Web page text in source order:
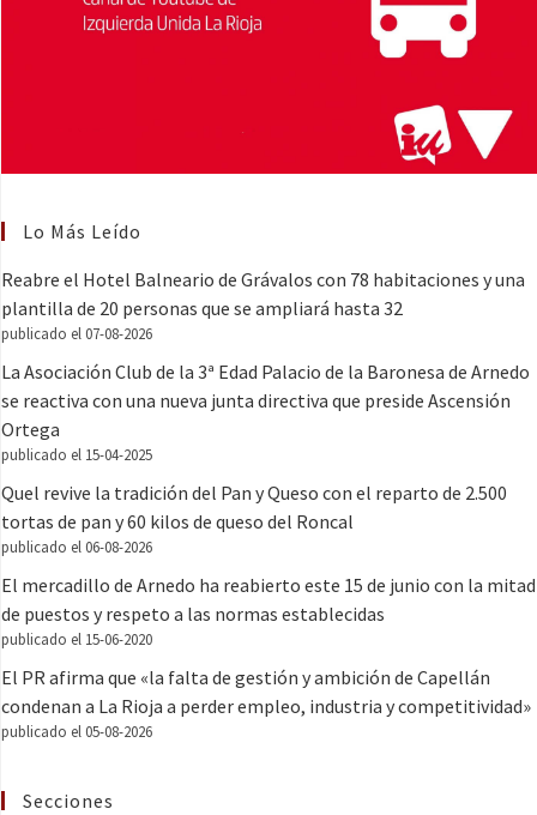
Lo Más Leído
Reabre el Hotel Balneario de Grávalos con 78 habitaciones y una
plantilla de 20 personas que se ampliará hasta 32
publicado el 07-08-2026
La Asociación Club de la 3ª Edad Palacio de la Baronesa de Arnedo
se reactiva con una nueva junta directiva que preside Ascensión
Ortega
publicado el 15-04-2025
Quel revive la tradición del Pan y Queso con el reparto de 2.500
tortas de pan y 60 kilos de queso del Roncal
publicado el 06-08-2026
El mercadillo de Arnedo ha reabierto este 15 de junio con la mitad
de puestos y respeto a las normas establecidas
publicado el 15-06-2020
El PR afirma que «la falta de gestión y ambición de Capellán
condenan a La Rioja a perder empleo, industria y competitividad»
publicado el 05-08-2026
Secciones